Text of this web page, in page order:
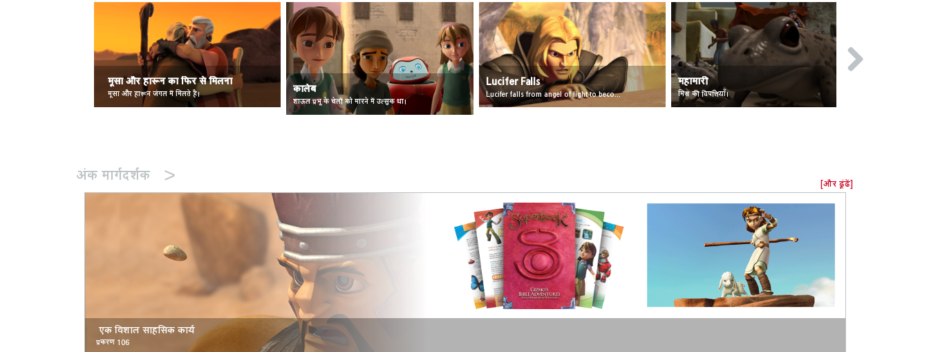
मूसा और हारून का फिर से मिलना
मूसा और हारून जंगल में मिलते है। कालेब
शाऊल प्रभू के चेलों को मारने में उत्सुक था।
Lucifer Falls
Lucifer falls from angel of light to become Satan.
महामारी
मिस्र की विपत्तियाँ।
अंक मार्गदर्शक > [और ढूंढें]
एक विशाल साहसिक कार्य
प्रकरण 106